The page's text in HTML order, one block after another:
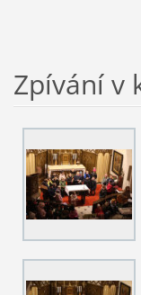
Zpívání v